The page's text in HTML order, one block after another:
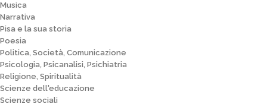
Musica
Narrativa
Pisa e la sua storia
Poesia
Politica, Società, Comunicazione
Psicologia, Psicanalisi, Psichiatria
Religione, Spiritualità
Scienze dell'educazione
Scienze sociali